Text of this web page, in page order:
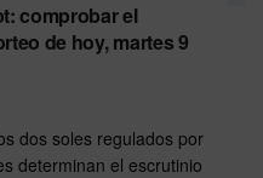
comprobar el
de hoy, martes 9
dos soles regulados por
determinan el escrutinio